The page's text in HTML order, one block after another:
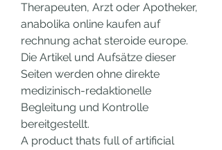
Therapeuten, Arzt oder Apotheker,
anabolika online kaufen auf
rechnung achat steroide europe.
Die Artikel und Aufsätze dieser
Seiten werden ohne direkte
medizinisch-redaktionelle
Begleitung und Kontrolle
bereitgestellt.
A product thats full of artificial